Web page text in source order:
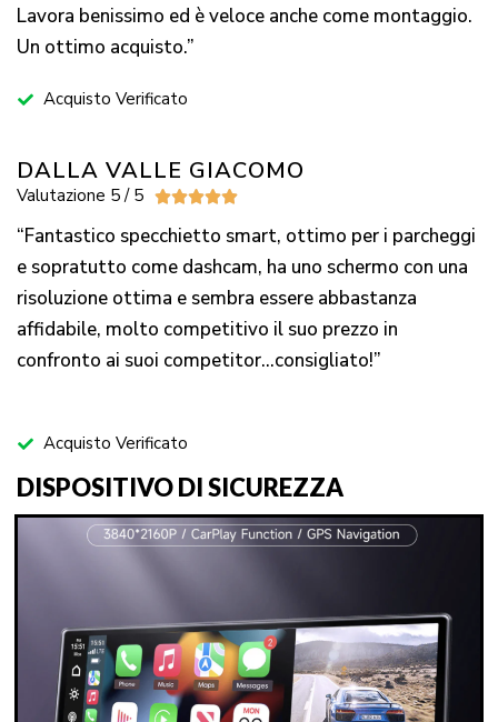
Lavora benissimo ed è veloce anche come montaggio.
Un ottimo acquisto.”
Acquisto Verificato
DALLA VALLE GIACOMO
Valutazione 5 / 5 
“Fantastico specchietto smart, ottimo per i parcheggi
e sopratutto come dashcam, ha uno schermo con una
risoluzione ottima e sembra essere abbastanza
affidabile, molto competitivo il suo prezzo in
confronto ai suoi competitor…consigliato!”
Acquisto Verificato
DISPOSITIVO DI SICUREZZA